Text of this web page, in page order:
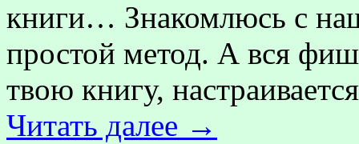
книги… Знакомлюсь с
простой метод. А вся
твою книгу,
Читать далее →